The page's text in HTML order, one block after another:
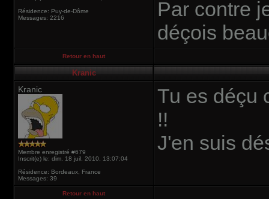
Résidence: Puy-de-Dôme
Messages: 2216
Par contre
déçois
Retour en haut
Kranic
Kranic
Membre enregistré #679
Inscrit(e) le: dim. 18 juil. 2010, 13:07:04
Résidence: Bordeaux, France
Messages: 39
Tu es déçu
!!
J'en suis
Retour en haut